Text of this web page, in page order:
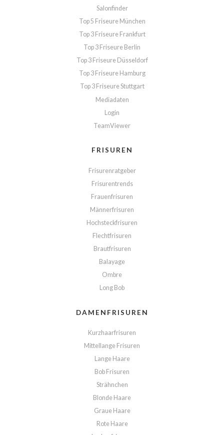
Salonfinder
Top 5 Friseure München
Top 3 Friseure Frankfurt
Top 3 Friseure Berlin
Top 3 Friseure Düsseldorf
Top 3 Friseure Hamburg
Top 3 Friseure Stuttgart
Mediadaten
Login
TeamViewer
FRISUREN
Frisurenratgeber
Frisurentrends
Frauenfrisuren
Männerfrisuren
Hochsteckfrisuren
Flechtfrisuren
Brautfrisuren
Balayage
Ombre
Long Bob
DAMENFRISUREN
Kurzhaarfrisuren
Mittellange Frisuren
Lange Haare
Bob Frisuren
Strähnchen
Blonde Haare
Graue Haare
Rote Haare